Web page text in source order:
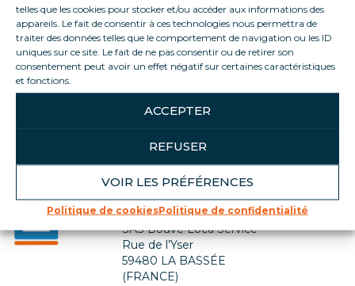
telles que les cookies pour stocker et/ou accéder aux informations des
appareils. Le fait de consentir à ces technologies nous permettra de
traiter des données telles que le comportement de navigation ou les ID
uniques sur ce site. Le fait de ne pas consentir ou de retirer son
consentement peut avoir un effet négatif sur certaines caractéristiques
et fonctions.
ACCEPTER
REFUSER
VOIR LES PRÉFÉRENCES
Politique de cookiesPolitique de confidentialité
Retour à la liste des métiers
Contactez-nous
SIÈGE SOCIAL
SAS Bouve Loca Service
Rue de l’Yser
59480 LA BASSÉE
(FRANCE)